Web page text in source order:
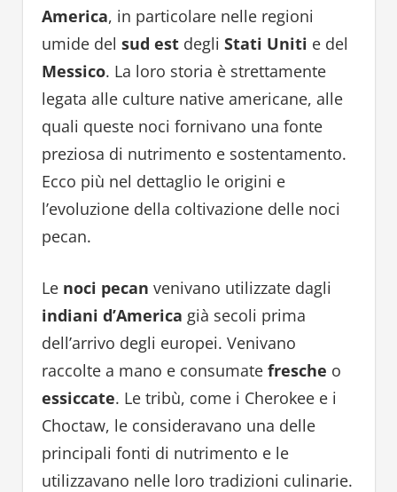
America, in particolare nelle regioni
umide del sud estdegli Stati Uniti e del
Messico. La loro storia è strettamente
legata alle culture native americane, alle
quali queste noci fornivano una fonte
preziosa di nutrimento e sostentamento.
Ecco più nel dettaglio le origini e
l’evoluzione della coltivazione delle noci
pecan.
Le noci pecan venivano utilizzate dagli
indiani d’America già secoli prima
dell’arrivo degli europei. Venivano
raccolte a mano e consumate fresche o
essiccate. Le tribù, come i Cherokee e i
Choctaw, le consideravano una delle
principali fonti di nutrimento e le
utilizzavano nelle loro tradizioni culinarie.